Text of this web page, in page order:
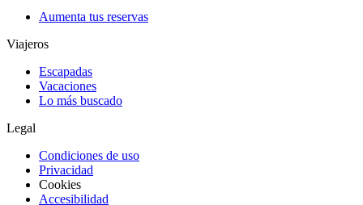
Aumenta tus reservas
Viajeros
Escapadas
Vacaciones
Lo más buscado
Legal
Condiciones de uso
Privacidad
Cookies
Accesibilidad